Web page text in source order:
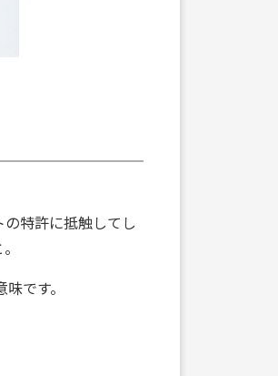
特許に抵触してし
です。